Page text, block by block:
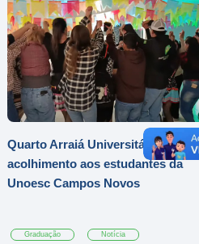
Quarto Arraiá Universitário marca
acolhimento aos estudantes da
Unoesc Campos Novos
Graduação Notícia